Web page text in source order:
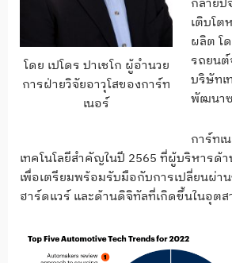
โดย เปโดร ปาเชโก ผู้อำนวย
การฝ่ายวิจัยอาวุโสของการ์ท
เนอร์
เติบโต
ผลิต โ
รถยนต์
บริษัทเ
พัฒนา
การ์ทเ
เทคโนโลยีสำคัญในปี 2565 ที่ผู้บริหารด้
เพื่อเตรียมพร้อมรับมือกับการเปลี่ยนผ่า
ฮาร์ดแวร์ และด้านดิจิทัลที่เกิดขึ้นในอุต